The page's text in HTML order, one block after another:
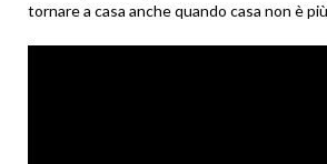
tornare a casa anche quando casa non è